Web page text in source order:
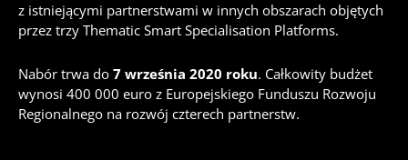
z istniejącymi partnerstwami w innych obszarach objętych
przez trzy Thematic Smart Specialisation Platforms.
Nabór trwa do 7 września 2020 roku. Całkowity budżet
wynosi 400 000 euro z Europejskiego Funduszu Rozwoju
Regionalnego na rozwój czterech partnerstw.